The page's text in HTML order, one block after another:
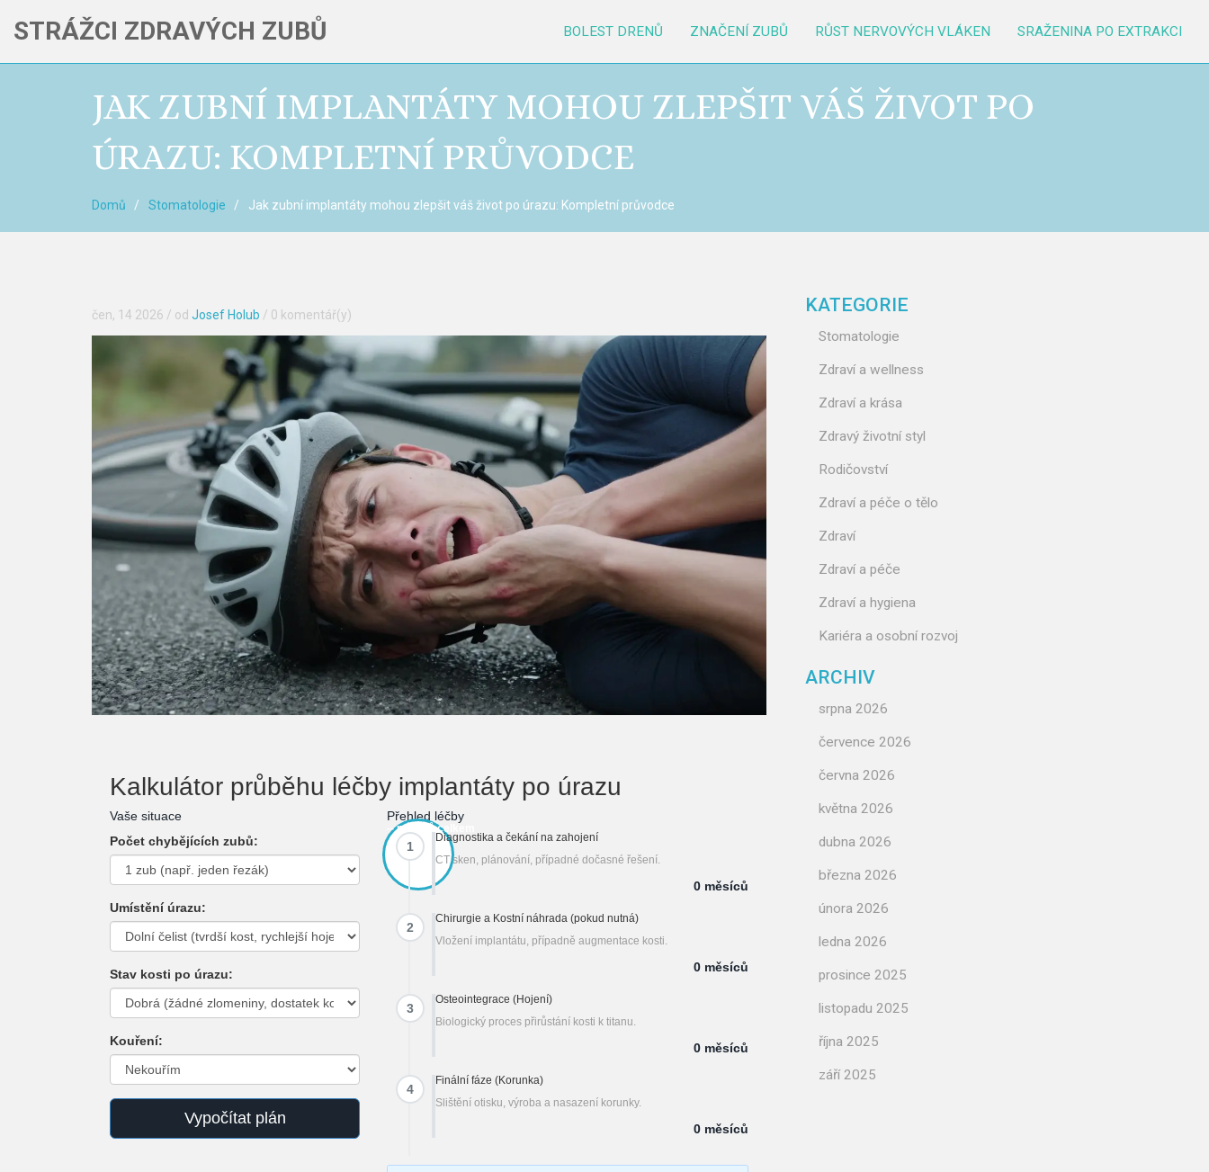
STRÁŽCI ZDRAVÝCH ZUBŮ BOLEST DRENŮ ZNAČENÍ ZUBŮ RŮST NERVOVÝCH VLÁKEN SRAŽENINA PO EXTRAKCI
JAK ZUBNÍ IMPLANTÁTY MOHOU ZLEPŠIT VÁŠ ŽIVOT PO
ÚRAZU: KOMPLETNÍ PRŮVODCE
Domů Stomatologie Jak zubní implantáty mohou zlepšit váš život po úrazu: Kompletní průvodce
čen, 14 2026 / od Josef Holub / 0 komentář(y)
Kalkulátor průběhu léčby implantáty po úrazu
Vaše situace
Počet chybějících zubů:
Umístění úrazu:
Stav kosti po úrazu:
Kouření:
Vypočítat plán
Přehled léčby
-- měsíců celkem
1
Diagnostika a čekání na zahojení
CT sken, plánování, případné dočasné řešení.
0 měsíců
2
Chirurgie a Kostní náhrada (pokud nutná)
Vložení implantátu, případně augmentace kosti.
0 měsíců
3
Osteointegrace (Hojení)
Biologický proces přirůstání kosti k titanu.
0 měsíců
4
Finální fáze (Korunka)
Slištění otisku, výroba a nasazení korunky.
0 měsíců
KATEGORIE
Stomatologie
Zdraví a wellness
Zdraví a krása
Zdravý životní styl
Rodičovství
Zdraví a péče o tělo
Zdraví
Zdraví a péče
Zdraví a hygiena
Kariéra a osobní rozvoj
ARCHIV
srpna 2026
července 2026
června 2026
května 2026
dubna 2026
března 2026
února 2026
ledna 2026
prosince 2025
listopadu 2025
října 2025
září 2025